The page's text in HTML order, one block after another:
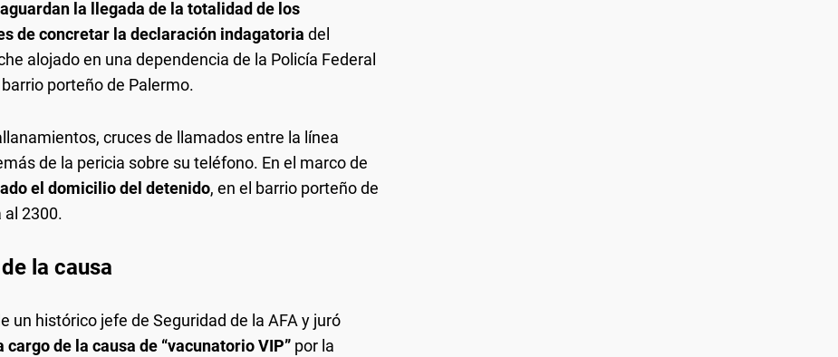
aguardan la llegada de la totalidad de los
de concretar la declaración indagatoria del
alojado en una dependencia de la Policía Federal
porteño de Palermo.
cruces de llamados entre la línea
de la pericia sobre su teléfono. En el marco de
el domicilio del detenido, en el barrio porteño de
al 2300.
la causa
un histórico jefe de Seguridad de la AFA y juró
cargo de la causa de “vacunatorio VIP” por la